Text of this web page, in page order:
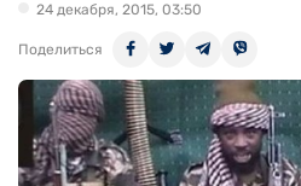
24 декабря, 2015, 03:50
Поделиться